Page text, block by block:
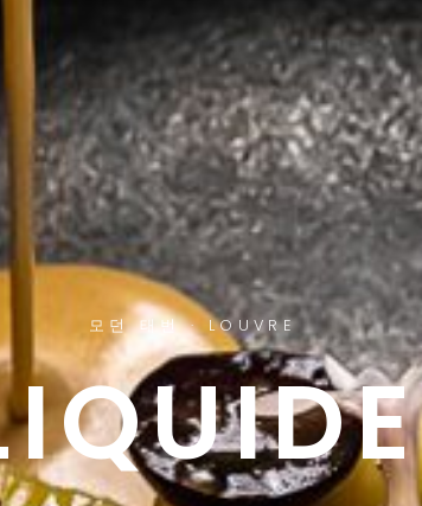
모던 태번 · LOUVRE